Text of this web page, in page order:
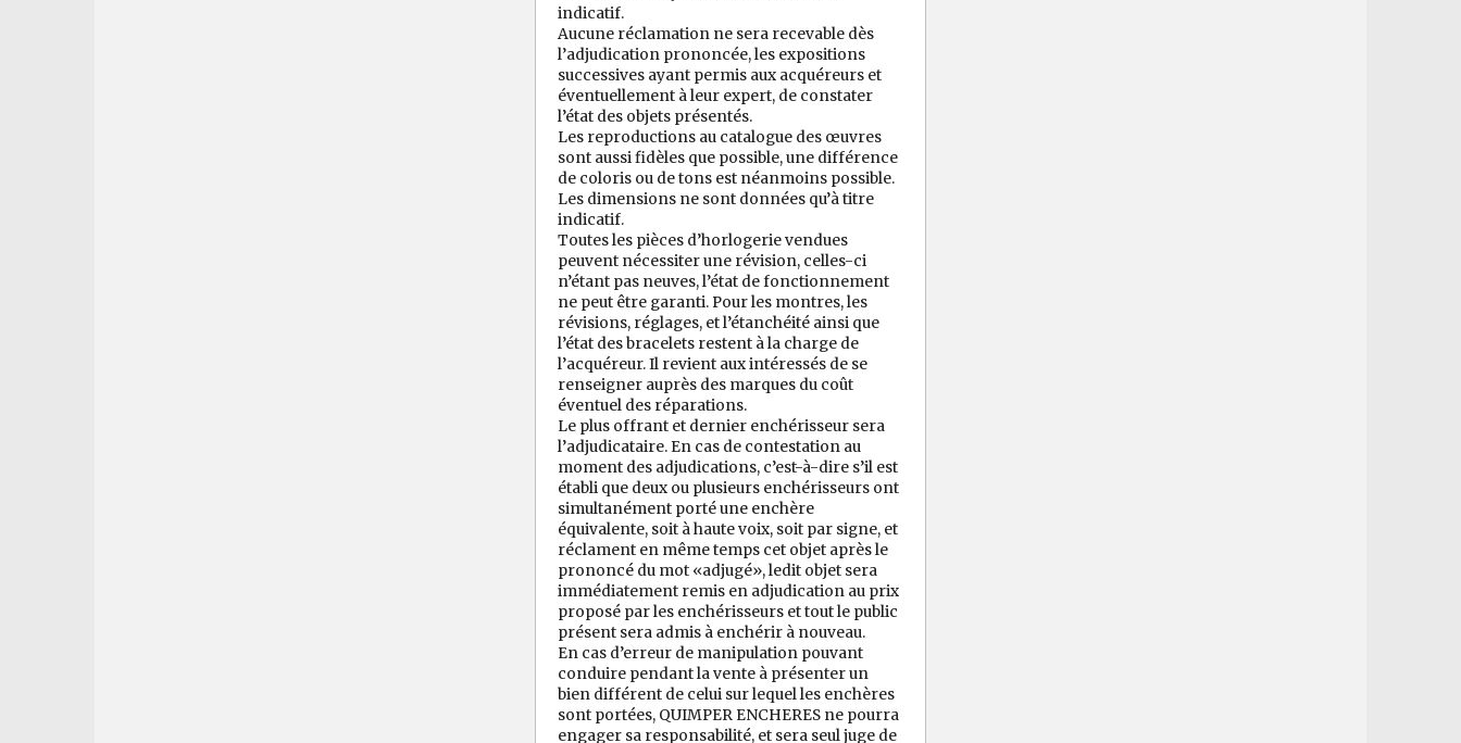
indicatif.
Aucune réclamation ne sera recevable dès
l’adjudication prononcée, les expositions
successives ayant permis aux acquéreurs et
éventuellement à leur expert, de constater
l’état des objets présentés.
Les reproductions au catalogue des œuvres
sont aussi fidèles que possible, une différence
de coloris ou de tons est néanmoins possible.
Les dimensions ne sont données qu’à titre
indicatif.
Toutes les pièces d’horlogerie vendues
peuvent nécessiter une révision, celles-ci
n’étant pas neuves, l’état de fonctionnement
ne peut être garanti. Pour les montres, les
révisions, réglages, et l’étanchéité ainsi que
l’état des bracelets restent à la charge de
l’acquéreur. Il revient aux intéressés de se
renseigner auprès des marques du coût
éventuel des réparations.
Le plus offrant et dernier enchérisseur sera
l’adjudicataire. En cas de contestation au
moment des adjudications, c’est-à-dire s’il est
établi que deux ou plusieurs enchérisseurs ont
simultanément porté une enchère
équivalente, soit à haute voix, soit par signe, et
réclament en même temps cet objet après le
prononcé du mot «adjugé», ledit objet sera
immédiatement remis en adjudication au prix
proposé par les enchérisseurs et tout le public
présent sera admis à enchérir à nouveau.
En cas d’erreur de manipulation pouvant
conduire pendant la vente à présenter un
bien différent de celui sur lequel les enchères
sont portées, QUIMPER ENCHERES ne pourra
engager sa responsabilité, et sera seul juge de